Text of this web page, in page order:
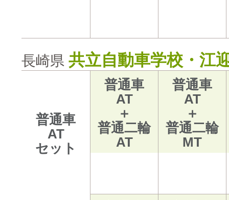
長崎県 共立自動車学校・江
普通車
AT
セット
普通車
AT
＋
普通二輪
AT
普通車
AT
＋
普通二輪
MT